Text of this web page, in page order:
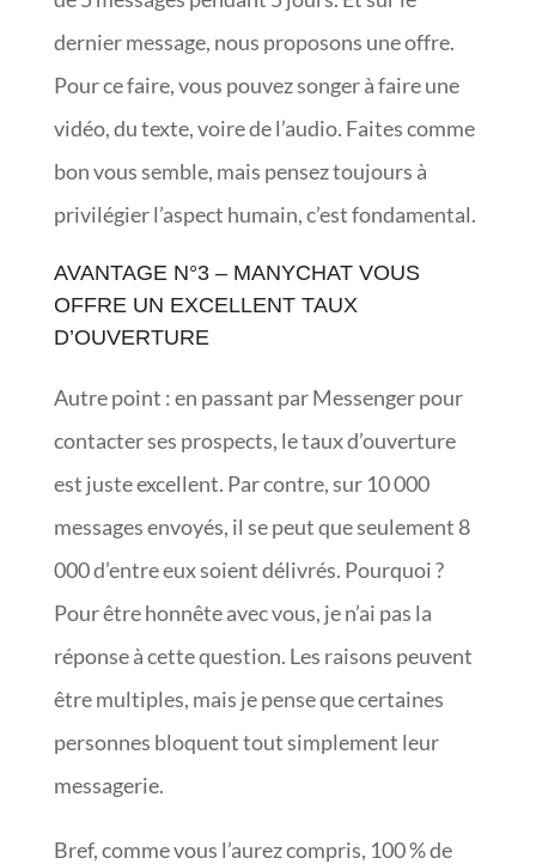
dernier message, nous proposons une offre.
Pour ce faire, vous pouvez songer à faire une
vidéo, du texte, voire de l’audio. Faites comme
bon vous semble, mais pensez toujours à
privilégier l’aspect humain, c’est fondamental.
AVANTAGE N°3 – MANYCHAT VOUS
OFFRE UN EXCELLENT TAUX
D’OUVERTURE
Autre point : en passant par Messenger pour
contacter ses prospects, le taux d’ouverture
est juste excellent. Par contre, sur 10 000
messages envoyés, il se peut que seulement 8
000 d’entre eux soient délivrés. Pourquoi ?
Pour être honnête avec vous, je n’ai pas la
réponse à cette question. Les raisons peuvent
être multiples, mais je pense que certaines
personnes bloquent tout simplement leur
messagerie.
Bref, comme vous l’aurez compris, 100 % de